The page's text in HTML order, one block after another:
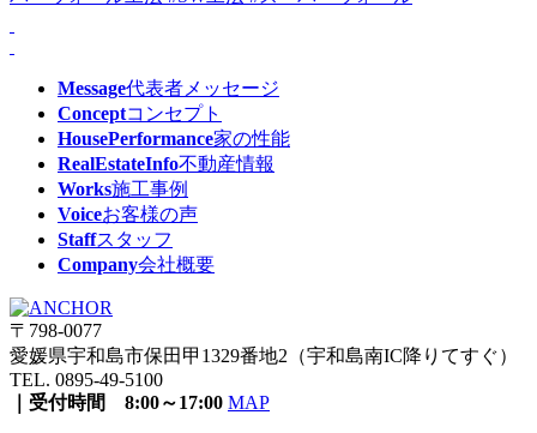
Message代表者メッセージ
Conceptコンセプト
HousePerformance家の性能
RealEstateInfo不動産情報
Works施工事例
Voiceお客様の声
Staffスタッフ
Company会社概要
〒798-0077
愛媛県宇和島市保田甲1329番地2（宇和島南IC降りてすぐ）
TEL. 0895-49-5100
｜受付時間 8:00～17:00 MAP